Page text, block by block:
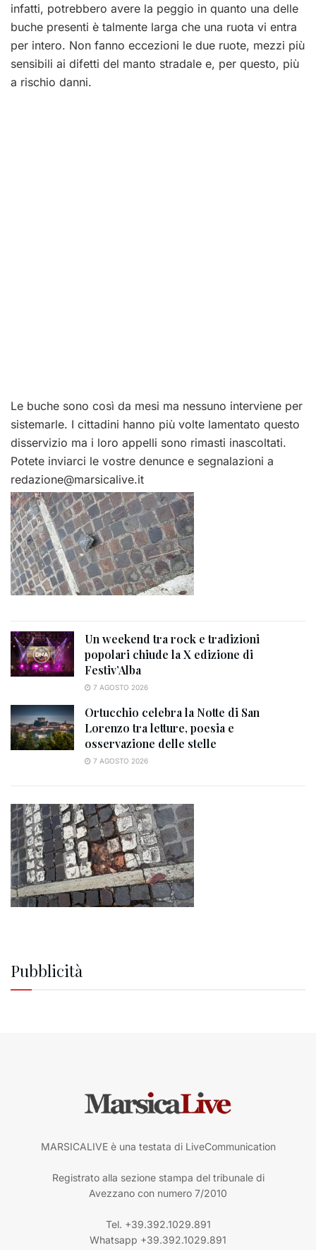
infatti, potrebbero avere la peggio in quanto una delle
buche presenti è talmente larga che una ruota vi entra
per intero. Non fanno eccezioni le due ruote, mezzi più
sensibili ai difetti del manto stradale e, per questo, più
a rischio danni.
Le buche sono così da mesi ma nessuno interviene per
sistemarle. I cittadini hanno più volte lamentato questo
disservizio ma i loro appelli sono rimasti inascoltati.
Potete inviarci le vostre denunce e segnalazioni a
redazione@marsicalive.it
Un weekend tra rock e tradizioni
popolari chiude la X edizione di
Festiv’Alba
7 AGOSTO 2026
Ortucchio celebra la Notte di San
Lorenzo tra letture, poesia e
osservazione delle stelle
7 AGOSTO 2026
Pubblicità
MARSICALIVE è una testata di LiveCommunication
Registrato alla sezione stampa del tribunale di
Avezzano con numero 7/2010
Tel. +39.392.1029.891
Whatsapp +39.392.1029.891